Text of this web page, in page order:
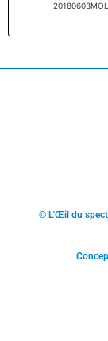
© L'Œil du